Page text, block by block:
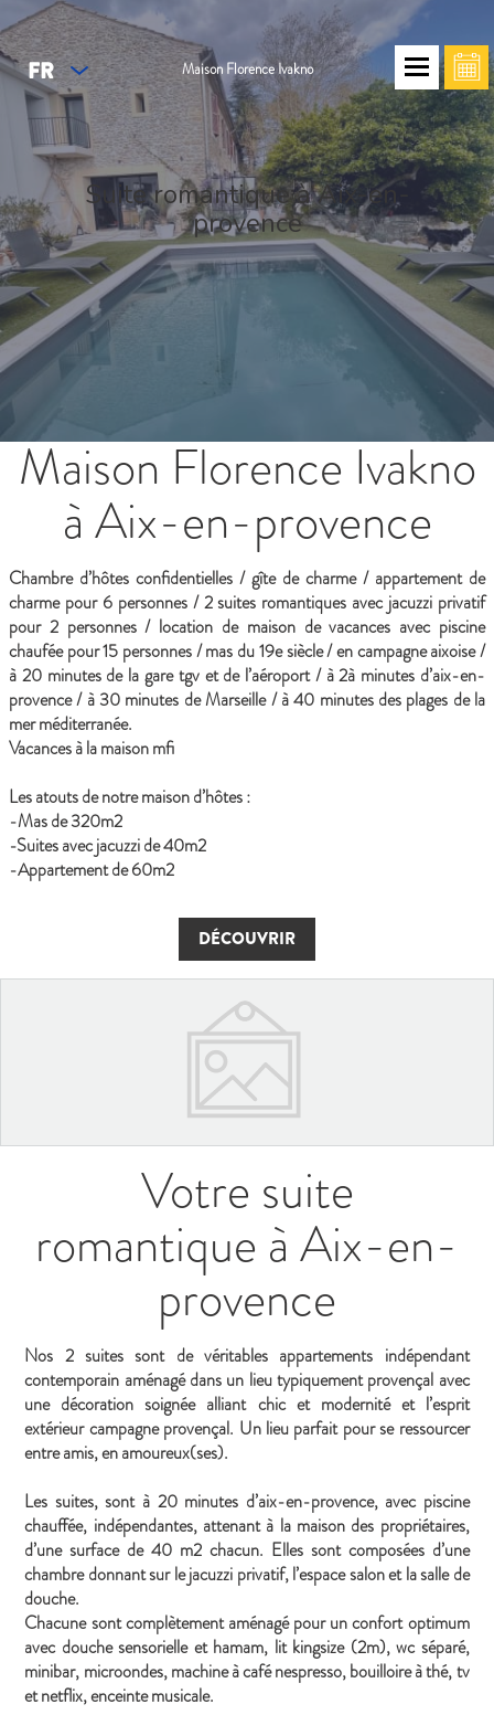
FR Maison Florence Ivakno
Suite romantique à Aix-en-
provence
Maison Florence Ivakno
à Aix-en-provence
Chambre d’hôtes confidentielles / gîte de charme / appartement de
charme pour 6 personnes / 2 suites romantiques avec jacuzzi privatif
pour 2 personnes / location de maison de vacances avec piscine
chaufée pour 15 personnes / mas du 19e siècle / en campagne aixoise /
à 20 minutes de la gare tgv et de l’aéroport / à 2à minutes d’aix-en-
provence / à 30 minutes de Marseille / à 40 minutes des plages de la
mer méditerranée.
Vacances à la maison mfi
Les atouts de notre maison d’hôtes :
-Mas de 320m2
-Suites avec jacuzzi de 40m2
-Appartement de 60m2
DÉCOUVRIR
Votre suite
romantique à Aix-en-
provence
Nos 2 suites sont de véritables appartements indépendant
contemporain aménagé dans un lieu typiquement provençal avec
une décoration soignée alliant chic et modernité et l’esprit
extérieur campagne provençal. Un lieu parfait pour se ressourcer
entre amis, en amoureux(ses).
Les suites, sont à 20 minutes d’aix-en-provence, avec piscine
chauffée, indépendantes, attenant à la maison des propriétaires,
d’une surface de 40 m2 chacun. Elles sont composées d’une
chambre donnant sur le jacuzzi privatif, l’espace salon et la salle de
douche.
Chacune sont complètement aménagé pour un confort optimum
avec douche sensorielle et hamam, lit kingsize (2m), wc séparé,
minibar, microondes, machine à café nespresso, bouilloire à thé, tv
et netflix, enceinte musicale.